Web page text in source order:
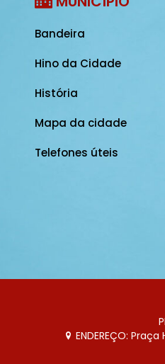
Bandeira
Hino da Cidade
História
Mapa da cidade
Telefones úteis
ENDEREÇO: